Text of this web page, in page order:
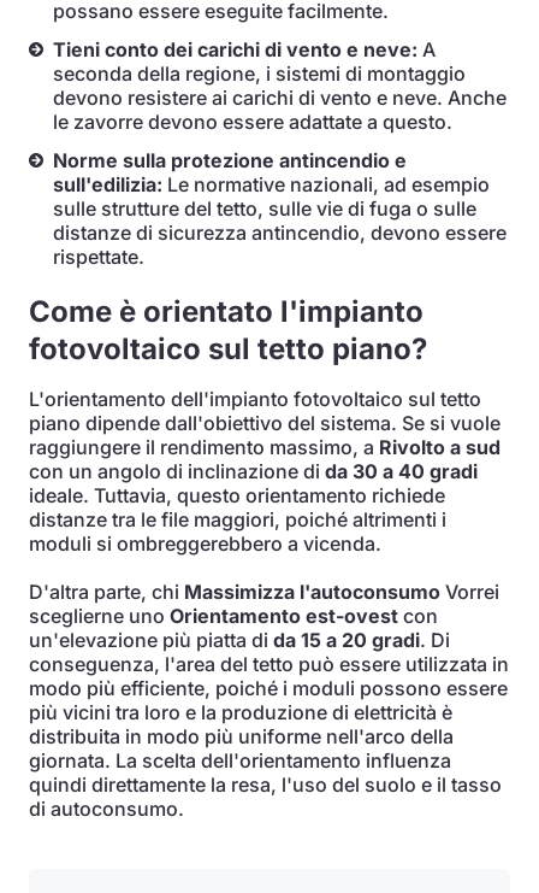
possano essere eseguite facilmente.
Tieni conto dei carichi di vento e neve: A
seconda della regione, i sistemi di montaggio
devono resistere ai carichi di vento e neve. Anche
le zavorre devono essere adattate a questo.
Norme sulla protezione antincendio e
sull'edilizia: Le normative nazionali, ad esempio
sulle strutture del tetto, sulle vie di fuga o sulle
distanze di sicurezza antincendio, devono essere
rispettate.
Come è orientato l'impianto
fotovoltaico sul tetto piano?
L'orientamento dell'impianto fotovoltaico sul tetto
piano dipende dall'obiettivo del sistema. Se si vuole
raggiungere il rendimento massimo, a Rivolto a sud
con un angolo di inclinazione di da 30 a 40 gradi
ideale. Tuttavia, questo orientamento richiede
distanze tra le file maggiori, poiché altrimenti i
moduli si ombreggerebbero a vicenda.
D'altra parte, chi Massimizza l'autoconsumo Vorrei
sceglierne uno Orientamento est-ovest con
un'elevazione più piatta di da 15 a 20 gradi. Di
conseguenza, l'area del tetto può essere utilizzata in
modo più efficiente, poiché i moduli possono essere
più vicini tra loro e la produzione di elettricità è
distribuita in modo più uniforme nell'arco della
giornata. La scelta dell'orientamento influenza
quindi direttamente la resa, l'uso del suolo e il tasso
di autoconsumo.